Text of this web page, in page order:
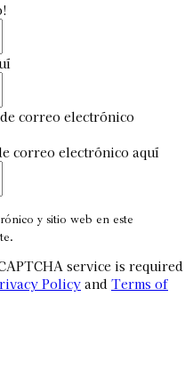
correo electrónico
correo electrónico aquí
y sitio web en este
service is required
Policyand Terms of